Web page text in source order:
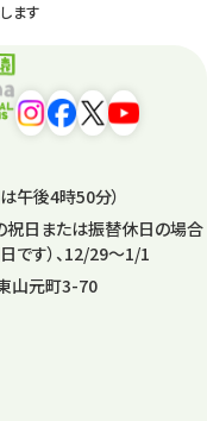
ます
午後4時50分）
祝日または振替休日の場合
です）、12/29～1/1
山元町3-70